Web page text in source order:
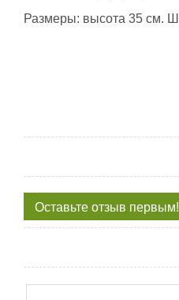
Размеры: высота 35 см.
Оставьте отзыв первым!